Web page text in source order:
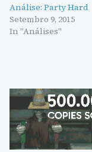
Análise: Party Hard
Setembro 9, 2015
In "Análises"